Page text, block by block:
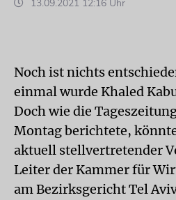
13.09.2021 12:16 Uhr
Noch ist nichts
einmal wurde Khaled
Doch wie die
Montag berichtete,
aktuell stellvertretender
Leiter der Kammer für
am Bezirksgericht Tel